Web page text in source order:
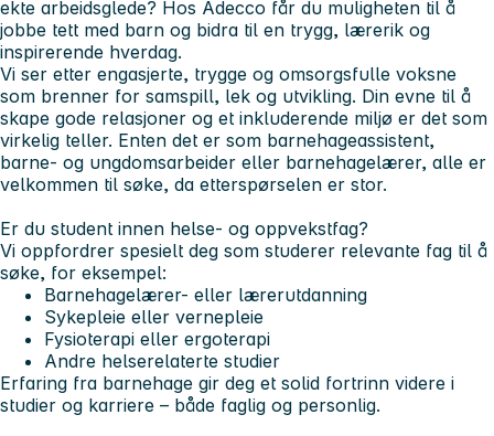
ekte arbeidsglede? Hos Adecco får du muligheten til å
jobbe tett med barn og bidra til en trygg, lærerik og
inspirerende hverdag.
Vi ser etter engasjerte, trygge og omsorgsfulle voksne
som brenner for samspill, lek og utvikling. Din evne til å
skape gode relasjoner og et inkluderende miljø er det som
virkelig teller. Enten det er som barnehageassistent,
barne- og ungdomsarbeider eller barnehagelærer, alle er
velkommen til søke, da etterspørselen er stor.
Er du student innen helse- og oppvekstfag?
Vi oppfordrer spesielt deg som studerer relevante fag til å
søke, for eksempel:
Barnehagelærer- eller lærerutdanning
Sykepleie eller vernepleie
Fysioterapi eller ergoterapi
Andre helserelaterte studier
Erfaring fra barnehage gir deg et solid fortrinn videre i
studier og karriere – både faglig og personlig.